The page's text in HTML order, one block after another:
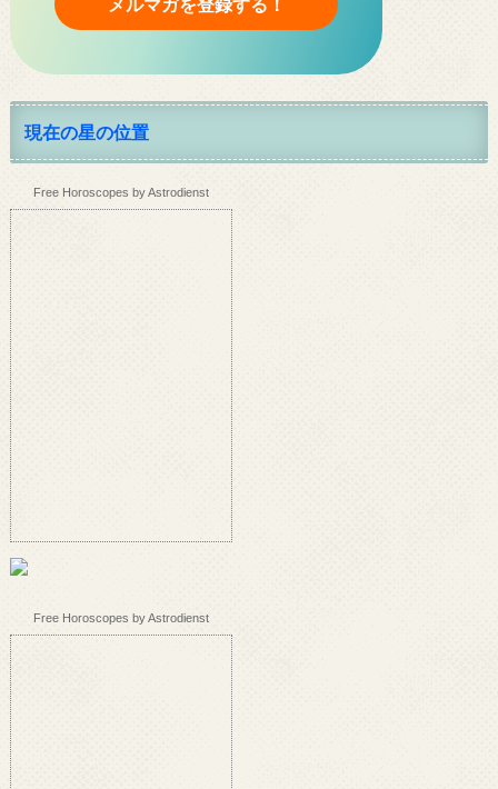
現在の星の位置
Free Horoscopes by Astrodienst
Free Horoscopes by Astrodienst